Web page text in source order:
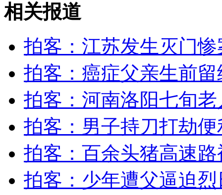
外交部：反对强权政治霸凌主义
外交部：有关国家言论片面不公正
安徽一实载49人客车翻车
相关报道
拍客：江苏发生灭门
拍客：癌症父亲生前
拍客：河南洛阳七旬
拍客：男子持刀打劫
拍客：百余头猪高速
拍客：少年遭父逼迫